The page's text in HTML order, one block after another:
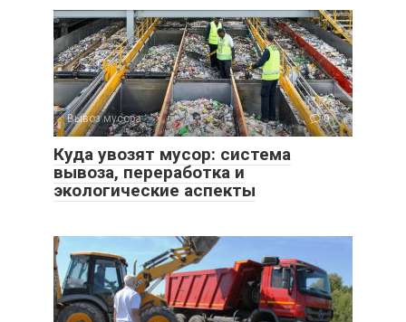
Вывоз мусора 0
Куда увозят мусор: система
вывоза, переработка и
экологические аспекты